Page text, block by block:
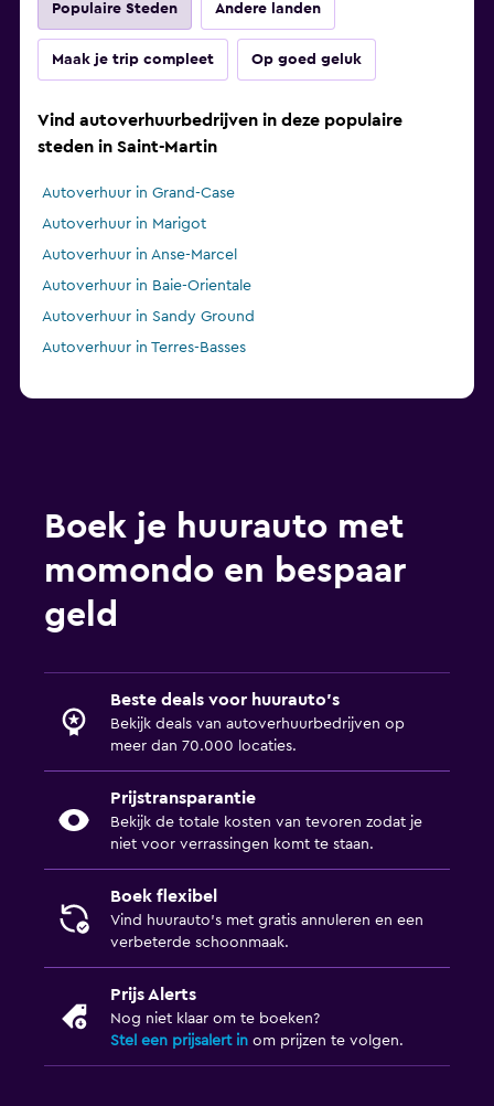
Populaire Steden Andere landen
Maak je trip compleet Op goed geluk
Vind autoverhuurbedrijven in deze populaire
steden in Saint-Martin
Autoverhuur in Grand-Case
Autoverhuur in Marigot
Autoverhuur in Anse-Marcel
Autoverhuur in Baie-Orientale
Autoverhuur in Sandy Ground
Autoverhuur in Terres-Basses
Boek je huurauto met
momondo en bespaar
geld
Beste deals voor huurauto's
Bekijk deals van autoverhuurbedrijven op
meer dan 70.000 locaties.
Prijstransparantie
Bekijk de totale kosten van tevoren zodat je
niet voor verrassingen komt te staan.
Boek flexibel
Vind huurauto's met gratis annuleren en een
verbeterde schoonmaak.
Prijs Alerts
Nog niet klaar om te boeken?
Stel een prijsalert in om prijzen te volgen.